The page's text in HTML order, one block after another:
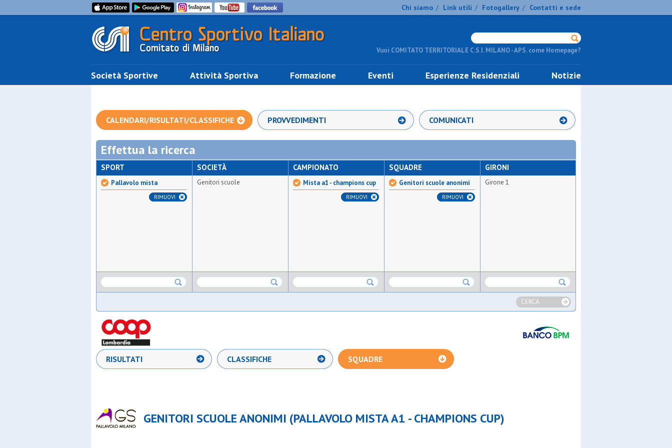
Chi siamo / Link utili / Fotogallery / Contatti e sede
Vuoi COMITATO TERRITORIALE C.S.I. MILANO - APS. come Homepage?
Società Sportive Attività Sportiva Formazione Eventi Esperienze Residenziali Notizie
CALENDARI/RISULTATI/CLASSIFICHE PROVVEDIMENTI COMUNICATI
Effettua la ricerca
SPORT
Pallavolo mista
RIMUOVI
SOCIETÀ
Genitori scuole
CAMPIONATO
Mista a1 - champions cup
RIMUOVI
SQUADRE
Genitori scuole anonimi
RIMUOVI
GIRONI
Girone 1
CERCA
RISULTATI CLASSIFICHE SQUADRE
GENITORI SCUOLE ANONIMI (PALLAVOLO MISTA A1 - CHAMPIONS CUP)